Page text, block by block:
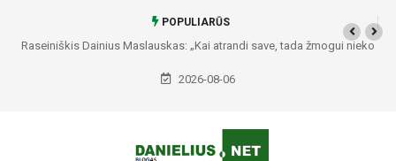
POPULIARŪS
Raseiniškis Dainius Maslauskas: „Kai atrandi save, tada žmogui nieko
2026-08-06